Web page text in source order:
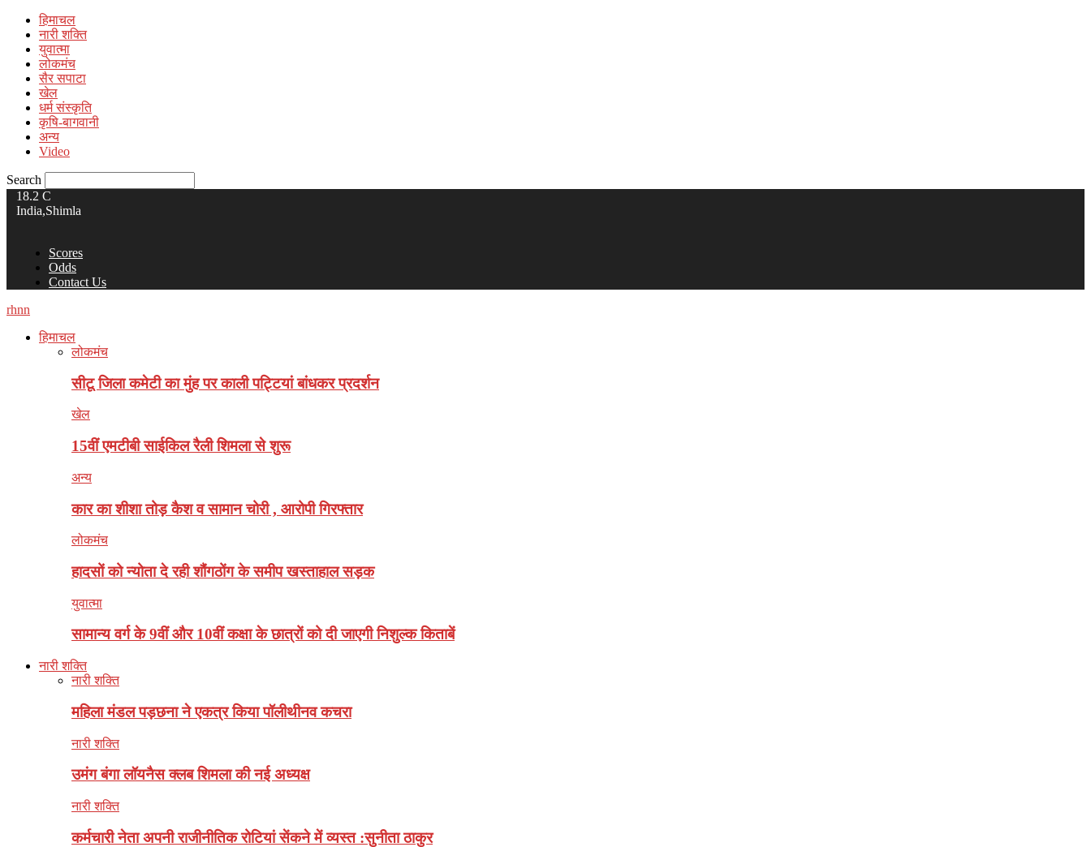
हिमाचल
नारी शक्ति
युवात्मा
लोकमंच
सैर सपाटा
खेल
धर्म संस्कृति
कृषि-बागवानी
अन्य
Video
Search
18.2 C
India,Shimla
Scores
Odds
Contact Us
rhnn
हिमाचल
लोकमंच
सीटू जिला कमेटी का मुंह पर काली पट्टियां बांधकर प्रदर्शन
खेल
15वीं एमटीबी साईकिल रैली शिमला से शुरू
अन्य
कार का शीशा तोड़ कैश व सामान चोरी , आरोपी गिरफ्तार
लोकमंच
हादसों को न्योता दे रही शौंगठोंग के समीप खस्ताहाल सड़क
युवात्मा
सामान्य वर्ग के 9वीं और 10वीं कक्षा के छात्रों को दी जाएगी निशुल्क किताबें
नारी शक्ति
नारी शक्ति
महिला मंडल पड़छना ने एकत्र किया पॉलीथीनव कचरा
नारी शक्ति
उमंग बंगा लॉयनैस क्लब शिमला की नई अध्यक्ष
नारी शक्ति
कर्मचारी नेता अपनी राजीनीतिक रोटियां सेंकने में व्यस्त :सुनीता ठाकुर